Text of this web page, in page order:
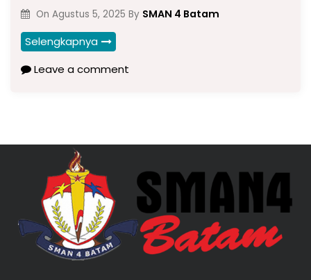
On Agustus 5, 2025 By SMAN 4 Batam
Selengkapnya
Leave a comment